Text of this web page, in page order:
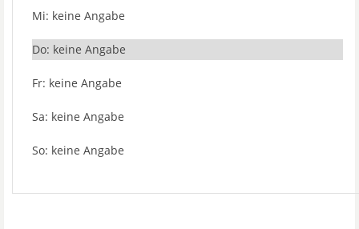
Mi: keine Angabe
Do: keine Angabe
Fr: keine Angabe
Sa: keine Angabe
So: keine Angabe